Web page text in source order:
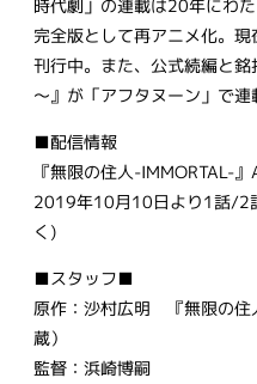
時代劇」の連載は20年にわ
完全版として再アニメ化。
刊行中。また、公式続編と
～』が「アフタヌーン」で連
■配信情報
『無限の住人-IMMORTAL-
2019年10月10日より1話/2
く)
■スタッフ■
原作：沙村広明 『無限の住
蔵）
監督：浜崎博嗣